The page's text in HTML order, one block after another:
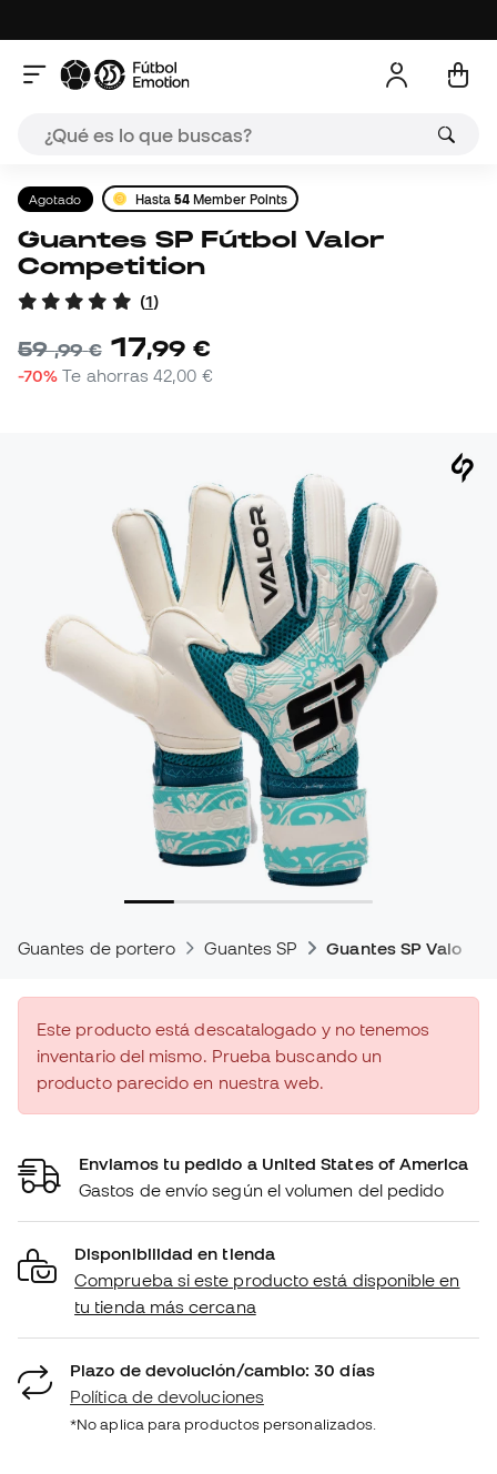
Agotado Hasta54 Member Points
Guantes SP Fútbol Valor
Competition
(1)
59,99 € 17,99 €
-70% Te ahorras42,00 €
Guantes de portero Guantes SP Guantes SP Valor
Este producto está descatalogado y no tenemos
inventario del mismo. Prueba buscando un
producto parecido en nuestra web.
Enviamos tu pedido a United States of America
Gastos de envío según el volumen del pedido
Disponibilidad en tienda
Comprueba si este producto está disponible en
tu tienda más cercana
Plazo de devolución/cambio: 30 días
Política de devoluciones
*No aplica para productos personalizados.